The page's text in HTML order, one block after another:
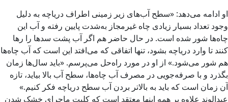
او ادامه می‌دهد: «سطح آب‌های زیر زمینی اطراف دریاچه به دلیل
وجود تعداد بسیار زیادی چاه غیرمجاز به‌شدت پایین رفته و آب این
چاه‌ها شور شده است. در حال حاضر هم اگر آب پشت سدها را رها
کنند تا وارد دریاچه بشود، تنها اتفاقی که می‌افتد این است که آب چاه‌ها
هم شور می‌شود.» از او در مورد راه‌حل می‌پرسم. «باید سال‌ها زمان
بگذرد و با صرفه‌جویی در مصرف آب چاه‌ها، سطح آب بالا بیاید، تازه
آن زمان است که باید به بالاتر بردن آب سطح دریاچه فکر کنیم.»
عبدالوند علاوه بر همه اینها معتقد است که کلیت ماجرای خشک شدن